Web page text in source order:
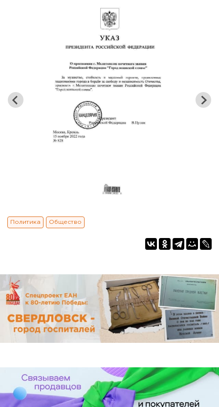
Политика Общество